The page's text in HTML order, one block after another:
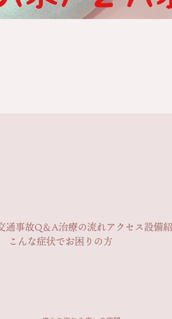
通事故Q＆A治療の流れアクセス設備
こんな症状でお困りの方